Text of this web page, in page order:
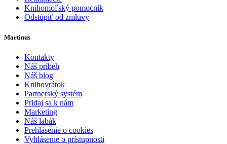
Knihomoľský pomocník
Odstúpiť od zmluvy
Martinus
Kontakty
Náš príbeh
Náš blog
Knihovrátok
Partnerský systém
Pridaj sa k nám
Marketing
Náš labák
Prehlásenie o cookies
Vyhlásenie o prístupnosti